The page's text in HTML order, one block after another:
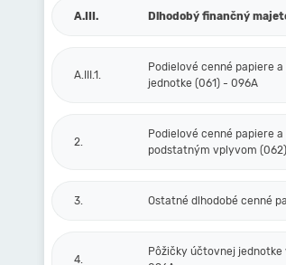
A.III. Dlhodobý finančný
A.III.1.
Podielové cenné papiere
jednotke (061) - 096A
2.
Podielové cenné papiere
podstatným vplyvom
3. Ostatné dlhodobé cenné
4.
Pôžičky účtovnej